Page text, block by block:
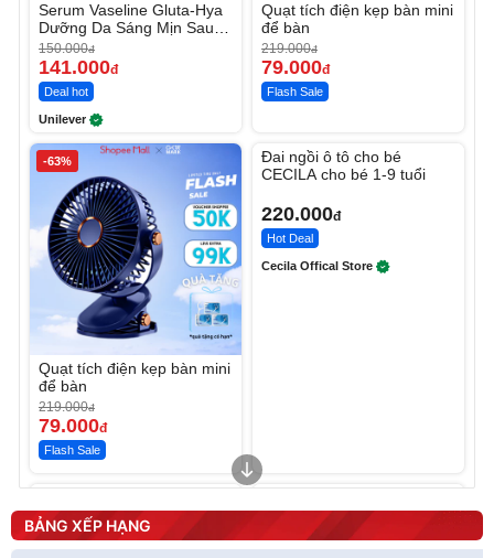
Serum Vaseline Gluta-Hya
Dưỡng Da Sáng Mịn Sau 7
Ngày
150.000đ
141.000đ
Deal hot
Unilever
Quạt tích điện kẹp bàn mini
để bàn
219.000đ
79.000đ
Flash Sale
-63%
Quạt tích điện kẹp bàn mini
để bàn
219.000đ
79.000đ
Flash Sale
Đai ngồi ô tô cho bé
CECILA cho bé 1-9 tuổi
220.000đ
Hot Deal
Cecila Offical Store
tức thì Vaseline Body
190.000 đ
D2-001 - Thông Minh
3.000.000
BẢNG XẾP HẠNG